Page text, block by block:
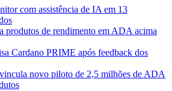
com assistência de IA em 13
produtos de rendimento em ADA acima
Cardano PRIME após feedback dos
novo piloto de 2,5 milhões de ADA